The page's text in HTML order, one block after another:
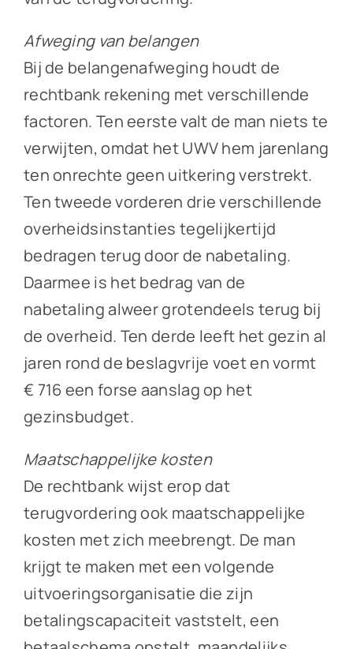
Afweging van belangen
Bij de belangenafweging houdt de
rechtbank rekening met verschillende
factoren. Ten eerste valt de man niets te
verwijten, omdat het UWV hem jarenlang
ten onrechte geen uitkering verstrekt.
Ten tweede vorderen drie verschillende
overheidsinstanties tegelijkertijd
bedragen terug door de nabetaling.
Daarmee is het bedrag van de
nabetaling alweer grotendeels terug bij
de overheid. Ten derde leeft het gezin al
jaren rond de beslagvrije voet en vormt
€ 716 een forse aanslag op het
gezinsbudget.
Maatschappelijke kosten
De rechtbank wijst erop dat
terugvordering ook maatschappelijke
kosten met zich meebrengt. De man
krijgt te maken met een volgende
uitvoeringsorganisatie die zijn
betalingscapaciteit vaststelt, een